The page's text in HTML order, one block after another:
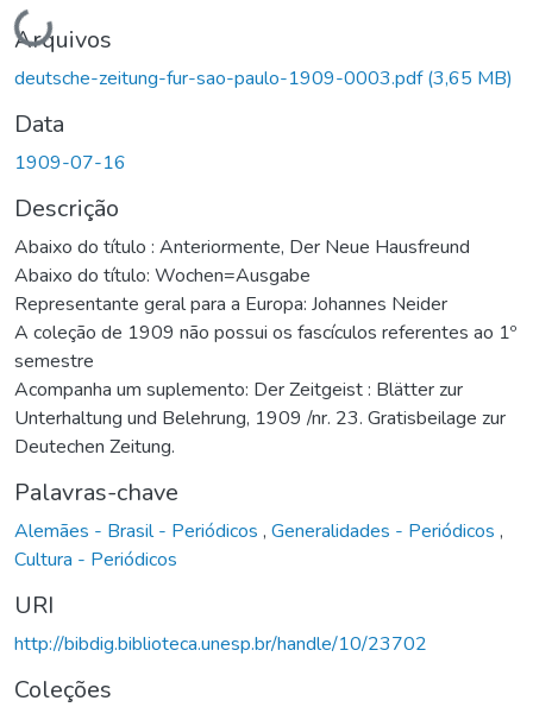
Carregando...
Arquivos
deutsche-zeitung-fur-sao-paulo-1909-0003.pdf(3,65 MB)
Data
1909-07-16
Descrição
Abaixo do título : Anteriormente, Der Neue Hausfreund
Abaixo do título: Wochen=Ausgabe
Representante geral para a Europa: Johannes Neider
A coleção de 1909 não possui os fascículos referentes ao 1º
semestre
Acompanha um suplemento: Der Zeitgeist : Blätter zur
Unterhaltung und Belehrung, 1909 /nr. 23. Gratisbeilage zur
Deutechen Zeitung.
Palavras-chave
Alemães - Brasil - Periódicos , Generalidades - Periódicos ,
Cultura - Periódicos
URI
http://bibdig.biblioteca.unesp.br/handle/10/23702
Coleções